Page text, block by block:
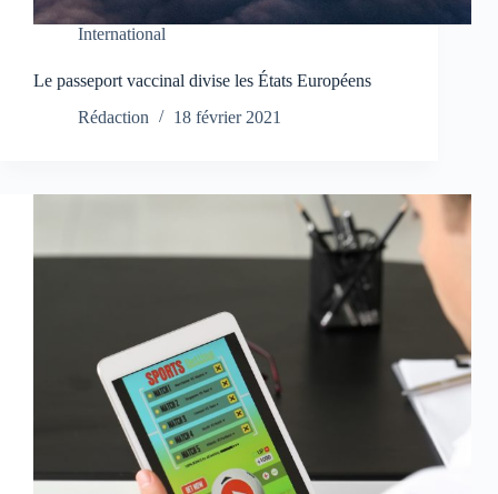
International
Le passeport vaccinal divise les États Européens
Rédaction
18 février 2021